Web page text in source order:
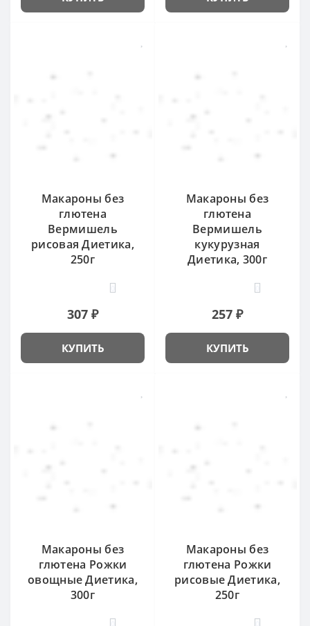
Макароны без
глютена
Вермишель
рисовая Диетика,
250г
307 ₽
КУПИТЬ
Макароны без
глютена
Вермишель
кукурузная
Диетика, 300г
257 ₽
КУПИТЬ
Макароны без
глютена Рожки
овощные Диетика,
300г
Макароны без
глютена Рожки
рисовые Диетика,
250г